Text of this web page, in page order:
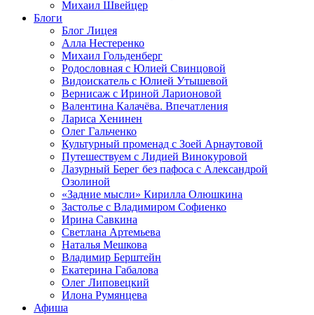
Михаил Швейцер
Блоги
Блог Лицея
Алла Нестеренко
Михаил Гольденберг
Родословная с Юлией Свинцовой
Видоискатель с Юлией Утышевой
Вернисаж с Ириной Ларионовой
Валентина Калачёва. Впечатления
Лариса Хенинен
Олег Гальченко
Культурный променад с Зоей Арнаутовой
Путешествуем с Лидией Винокуровой
Лазурный Берег без пафоса с Александрой
Озолиной
«Задние мысли» Кирилла Олюшкина
Застолье с Владимиром Софиенко
Ирина Савкина
Светлана Артемьева
Наталья Мешкова
Владимир Берштейн
Екатерина Габалова
Олег Липовецкий
Илона Румянцева
Афиша